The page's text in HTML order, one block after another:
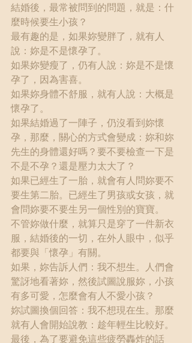
結婚後，最常被問到的問題，就是：什
麼時候要生小孩？
最有趣的是，如果妳變胖了，就有人
說：妳是不是懷孕了。
如果妳變瘦了，仍有人說：妳是不是懷
孕了，因為害喜。
如果妳身體不舒服，就有人說：大概是
懷孕了。
如果結婚過了一陣子，仍沒看到妳懷
孕，那麼，關心的方式會變成：妳和妳
先生的身體還好嗎？要不要檢查一下是
不是不孕？還是壓力太大了？
如果已經生了一胎，就會有人問妳要不
要生第二胎。已經生了男孩或女孩，就
會問妳要不要生另一個性別的寶寶。
不管妳做什麼，就算只是穿了一件新衣
服，結婚後的一切，在外人眼中，似乎
都要與「懷孕」有關。
如果，妳告訴人們：我不想生。人們會
驚訝地看著妳，然後試圖說服妳，小孩
有多可愛，怎麼會有人不愛小孩？
妳試圖換個回答：我不想現在生。那麼
就有人會開始說教：趁年輕生比較好。
最後，為了要避免這些疲勞轟炸的話